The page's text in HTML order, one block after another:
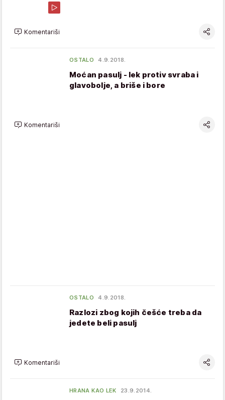
Komentariši
OSTALO 4.9.2018.
Moćan pasulj - lek protiv svraba i
glavobolje, a briše i bore
Komentariši
OSTALO 4.9.2018.
Razlozi zbog kojih češće treba da
jedete beli pasulj
Komentariši
HRANA KAO LEK 23.9.2014.